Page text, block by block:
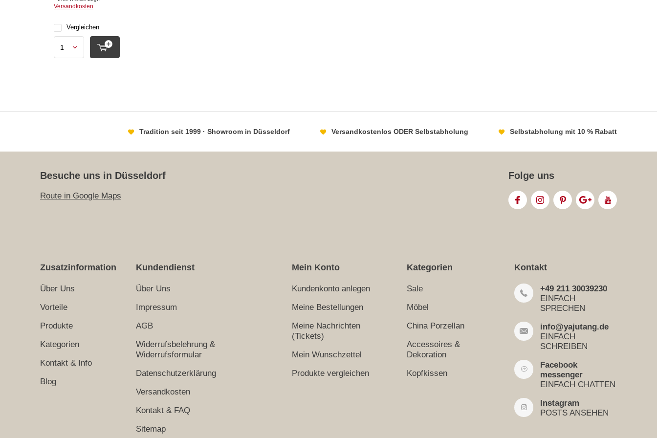
Versandkosten
Vergleichen
Tradition seit 1999 · Showroom in Düsseldorf Versandkostenlos ODER Selbstabholung Selbstabholung mit 10 % Rabatt
Besuche uns in Düsseldorf
Route in Google Maps
Folge uns
Zusatzinformation
Über Uns
Vorteile
Produkte
Kategorien
Kontakt & Info
Blog
Kundendienst
Über Uns
Impressum
AGB
Widerrufsbelehrung &
Widerrufsformular
Datenschutzerklärung
Versandkosten
Kontakt & FAQ
Sitemap
Mein Konto
Kundenkonto anlegen
Meine Bestellungen
Meine Nachrichten
(Tickets)
Mein Wunschzettel
Produkte vergleichen
Kategorien
Sale
Möbel
China Porzellan
Accessoires &
Dekoration
Kopfkissen
Kontakt
+49 211 30039230
EINFACH
SPRECHEN
info@yajutang.de
EINFACH
SCHREIBEN
Facebook
messenger
EINFACH CHATTEN
Instagram
POSTS ANSEHEN